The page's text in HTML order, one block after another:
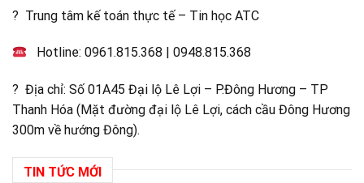
? Trung tâm kế toán thực tế – Tin học ATC
Hotline:0961.815.368 |0948.815.368
? Địa chỉ: Số 01A45 Đại lộ Lê Lợi – P.Đông Hương – TP
Thanh Hóa (Mặt đường đại lộ Lê Lợi, cách cầu Đông Hương
300m về hướng Đông).
TIN TỨC MỚI